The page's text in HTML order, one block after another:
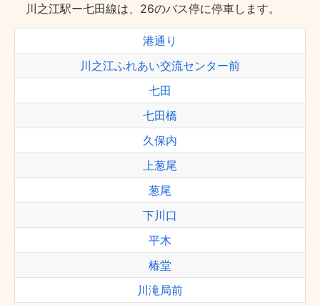
川之江駅ー七田線は、26のバス停に停車します。
港通り
川之江ふれあい交流センター前
七田
七田橋
久保内
上葱尾
葱尾
下川口
平木
椿堂
川滝局前